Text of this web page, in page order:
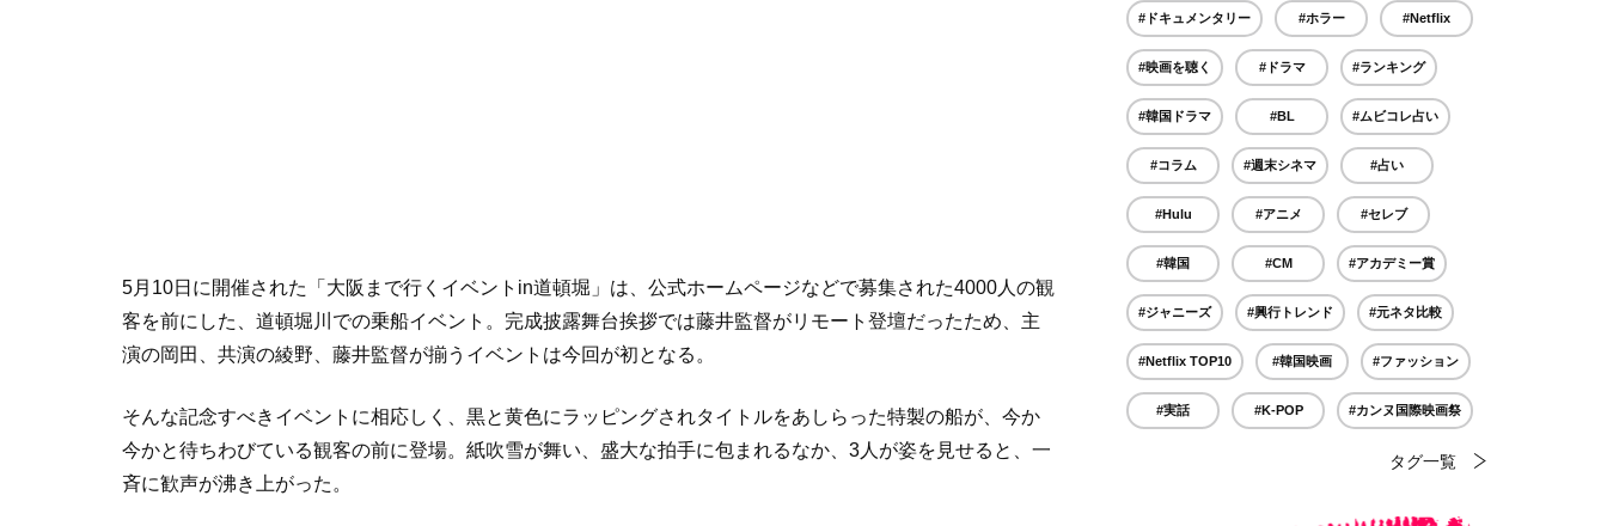
5月10日に開催された「大阪まで行くイベントin道頓堀」は、公式ホームページなどで募集された4000人の観
客を前にした、道頓堀川での乗船イベント。完成披露舞台挨拶では藤井監督がリモート登壇だったため、主
演の岡田、共演の綾野、藤井監督が揃うイベントは今回が初となる。
そんな記念すべきイベントに相応しく、黒と黄色にラッピングされタイトルをあしらった特製の船が、今か
今かと待ちわびている観客の前に登場。紙吹雪が舞い、盛大な拍手に包まれるなか、3人が姿を見せると、一
斉に歓声が沸き上がった。
#ドキュメンタリー #ホラー #Netflix
#映画を聴く #ドラマ #ランキング
#韓国ドラマ #BL #ムビコレ占い
#コラム #週末シネマ #占い
#Hulu #アニメ #セレブ
#韓国 #CM #アカデミー賞
#ジャニーズ #興行トレンド #元ネタ比較
#Netflix TOP10 #韓国映画 #ファッション
#実話 #K-POP #カンヌ国際映画祭
タグ一覧